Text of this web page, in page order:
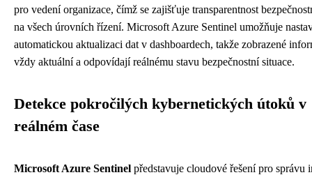
pro vedení organizace, čímž se zajišťuje transparentnost
na všech úrovních řízení. Microsoft Azure Sentinel umožňuje
automatickou aktualizaci dat v dashboardech, takže zobrazené
vždy aktuální a odpovídají reálnému stavu bezpečnostní situace.
Detekce pokročilých kybernetických útoků v
reálném čase
Microsoft Azure Sentinel představuje cloudové řešení pro správu